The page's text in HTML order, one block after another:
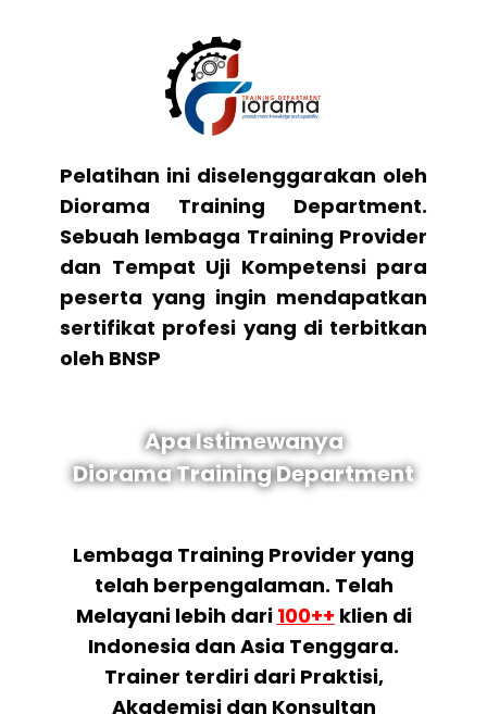
Pelatihan ini diselenggarakan oleh
Diorama Training Department.
Sebuah lembaga Training Provider
dan Tempat Uji Kompetensi para
peserta yang ingin mendapatkan
sertifikat profesi yang di terbitkan
oleh BNSP
Apa Istimewanya
Diorama Training Department
Lembaga Training Provider yang
telah berpengalaman. Telah
Melayani lebih dari 100++ klien di
Indonesia dan Asia Tenggara.
Trainer terdiri dari Praktisi,
Akademisi dan Konsultan